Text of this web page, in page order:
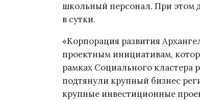
школьный персонал. При этом
в сутки.
«Корпорация развития
проектным инициативам,
рамках Социального кластера
подтянули крупный бизнес
крупные инвестиционные